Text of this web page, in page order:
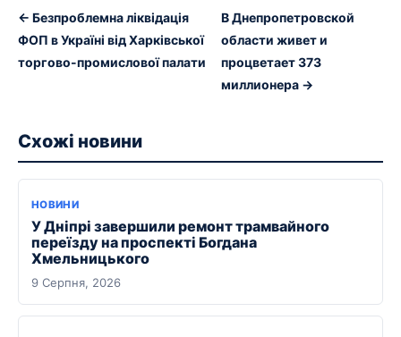
← Безпроблемна ліквідація
ФОП в Україні від Харківської
торгово-промислової палати
В Днепропетровской
области живет и
процветает 373
миллионера →
Схожі новини
НОВИНИ
У Дніпрі завершили ремонт трамвайного
переїзду на проспекті Богдана
Хмельницького
9 Серпня, 2026